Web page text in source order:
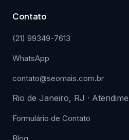
Contato
(21) 99349-7613
WhatsApp
contato@seomais.com.br
Rio de Janeiro, RJ ·
Formulário de Contato